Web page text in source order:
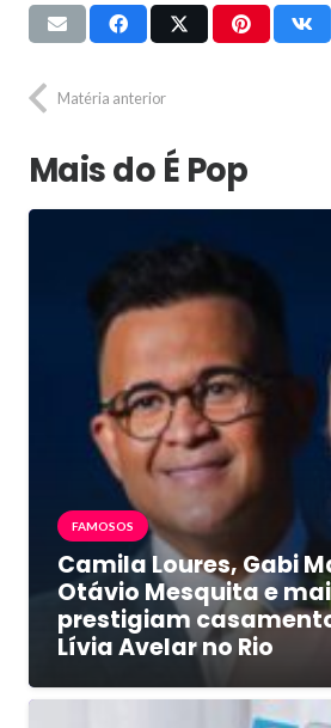
Matéria anterior
Mais do É Pop
FAMOSOS
Camila Loures, Gabi
Otávio Mesquita e
prestigiam
Lívia Avelar no Rio